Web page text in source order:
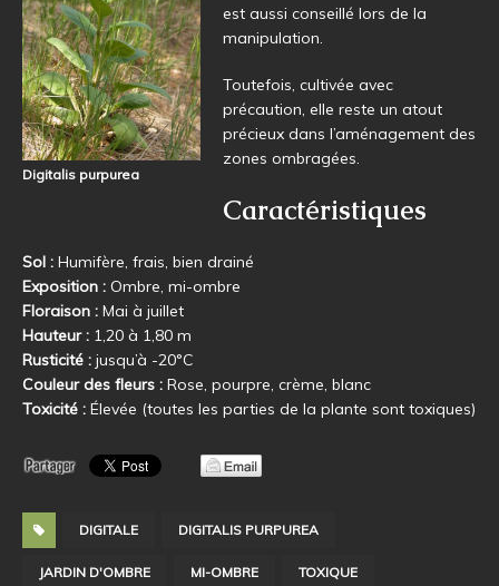
Digitalis purpurea
est aussi conseillé lors de la
manipulation.
Toutefois, cultivée avec
précaution, elle reste un atout
précieux dans l’aménagement des
zones ombragées.
Caractéristiques
Sol : Humifère, frais, bien drainé
Exposition : Ombre, mi-ombre
Floraison : Mai à juillet
Hauteur : 1,20 à 1,80 m
Rusticité : jusqu’à -20°C
Couleur des fleurs : Rose, pourpre, crème, blanc
Toxicité : Élevée (toutes les parties de la plante sont toxiques)
DIGITALE DIGITALIS PURPUREA
JARDIN D'OMBRE MI-OMBRE TOXIQUE